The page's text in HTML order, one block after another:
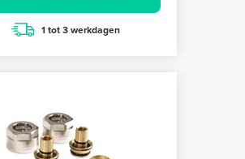
1 tot 3 werkdagen